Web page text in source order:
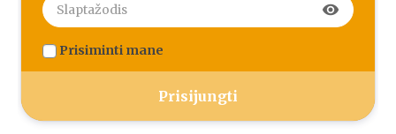
visibility
Prisiminti mane